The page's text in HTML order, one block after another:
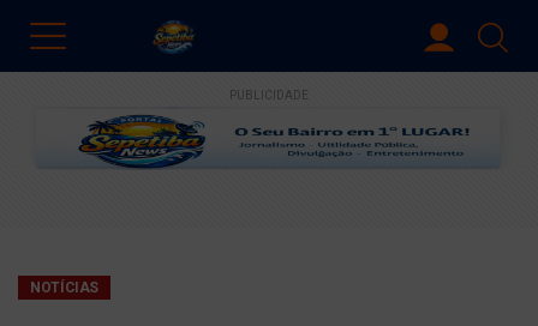
PUBLICIDADE
NOTÍCIAS